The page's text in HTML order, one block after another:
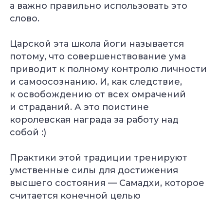
а важно правильно использовать это
слово.
Царской эта школа йоги называется
потому, что совершенствование ума
приводит к полному контролю личности
и самоосознанию. И, как следствие,
к освобождению от всех омрачений
и страданий. А это поистине
королевская награда за работу над
собой :)
Практики этой традиции тренируют
умственные силы для достижения
высшего состояния — Самадхи, которое
считается конечной целью